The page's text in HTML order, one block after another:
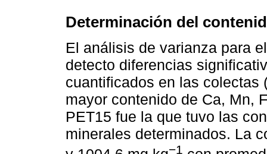
Determinación del
El análisis de varianza para
detecto diferencias
cuantificados en las colectas
mayor contenido de Ca, Mn,
PET15 fue la que tuvo las
minerales determinados. La
−1